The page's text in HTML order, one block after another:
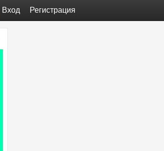
Вход Регистрация